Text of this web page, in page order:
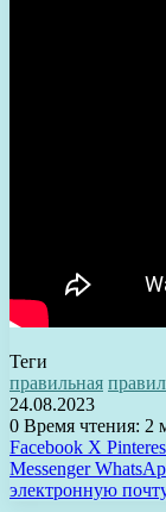
Теги
правильная
24.08.2023
0 Время чтения: 2
Facebook X
Messenger
электронную